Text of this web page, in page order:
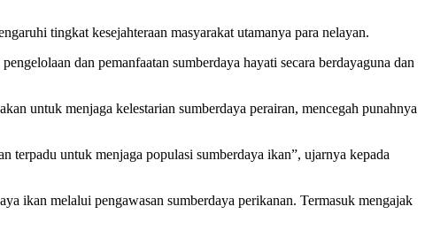
tingkat kesejahteraan masyarakat utamanya para nelayan.
dan pemanfaatan sumberdaya hayati secara berdayaguna dan
untuk menjaga kelestarian sumberdaya perairan, mencegah punahnya
terpadu untuk menjaga populasi sumberdaya ikan”, ujarnya kepada
ikan melalui pengawasan sumberdaya perikanan. Termasuk mengajak